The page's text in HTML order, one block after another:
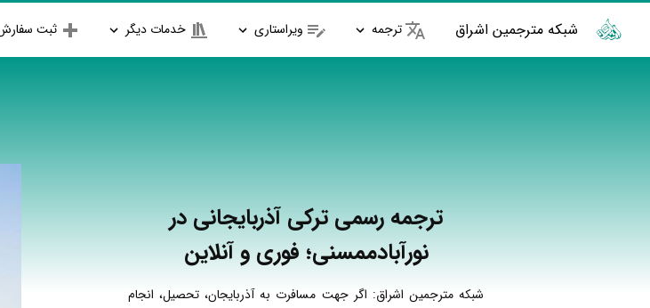
شبکه مترجمین اشراق ترجمه ویراستاری خدمات دیگر ثبت
ترجمه رسمی ترکی آذربایجانی در
نورآبادممسنی؛ فوری و آنلاین
شبکه مترجمین اشراق: اگر جهت مسافرت به آذربایجان، تحصیل، انجام